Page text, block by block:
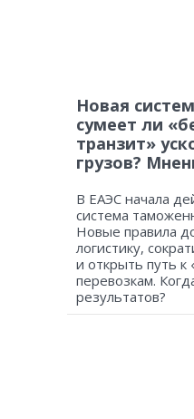
Новая
сумеет ли
транзит»
грузов?
В ЕАЭС начала
система
Новые правила
логистику,
и открыть путь
перевозкам.
результатов?